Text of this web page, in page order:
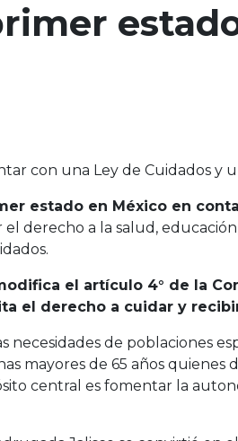
con una Ley de Cuidados y
estado en México en
derecho a la salud,
el artículo 4° de la
el derecho a cuidar y
necesidades de poblaciones
mayores de 65 años
central es fomentar la